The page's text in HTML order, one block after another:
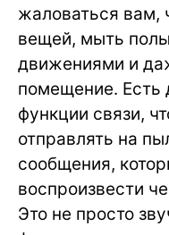
жаловаться вам,
вещей, мыть
движениями и
помещение. Есть
функции связи,
отправлять на
сообщения,
воспроизвести
Это не просто